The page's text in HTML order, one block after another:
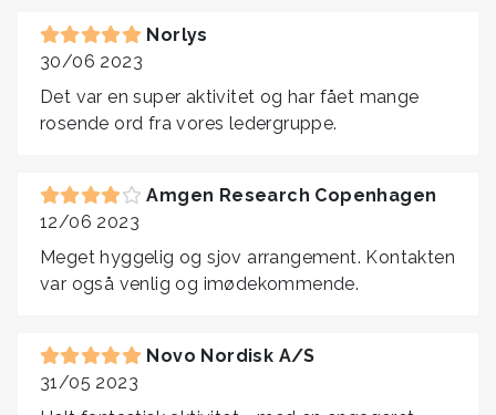
Norlys
30/06 2023
Det var en super aktivitet og har fået mange
rosende ord fra vores ledergruppe.
Amgen Research Copenhagen
12/06 2023
Meget hyggelig og sjov arrangement. Kontakten
var også venlig og imødekommende.
Novo Nordisk A/S
31/05 2023